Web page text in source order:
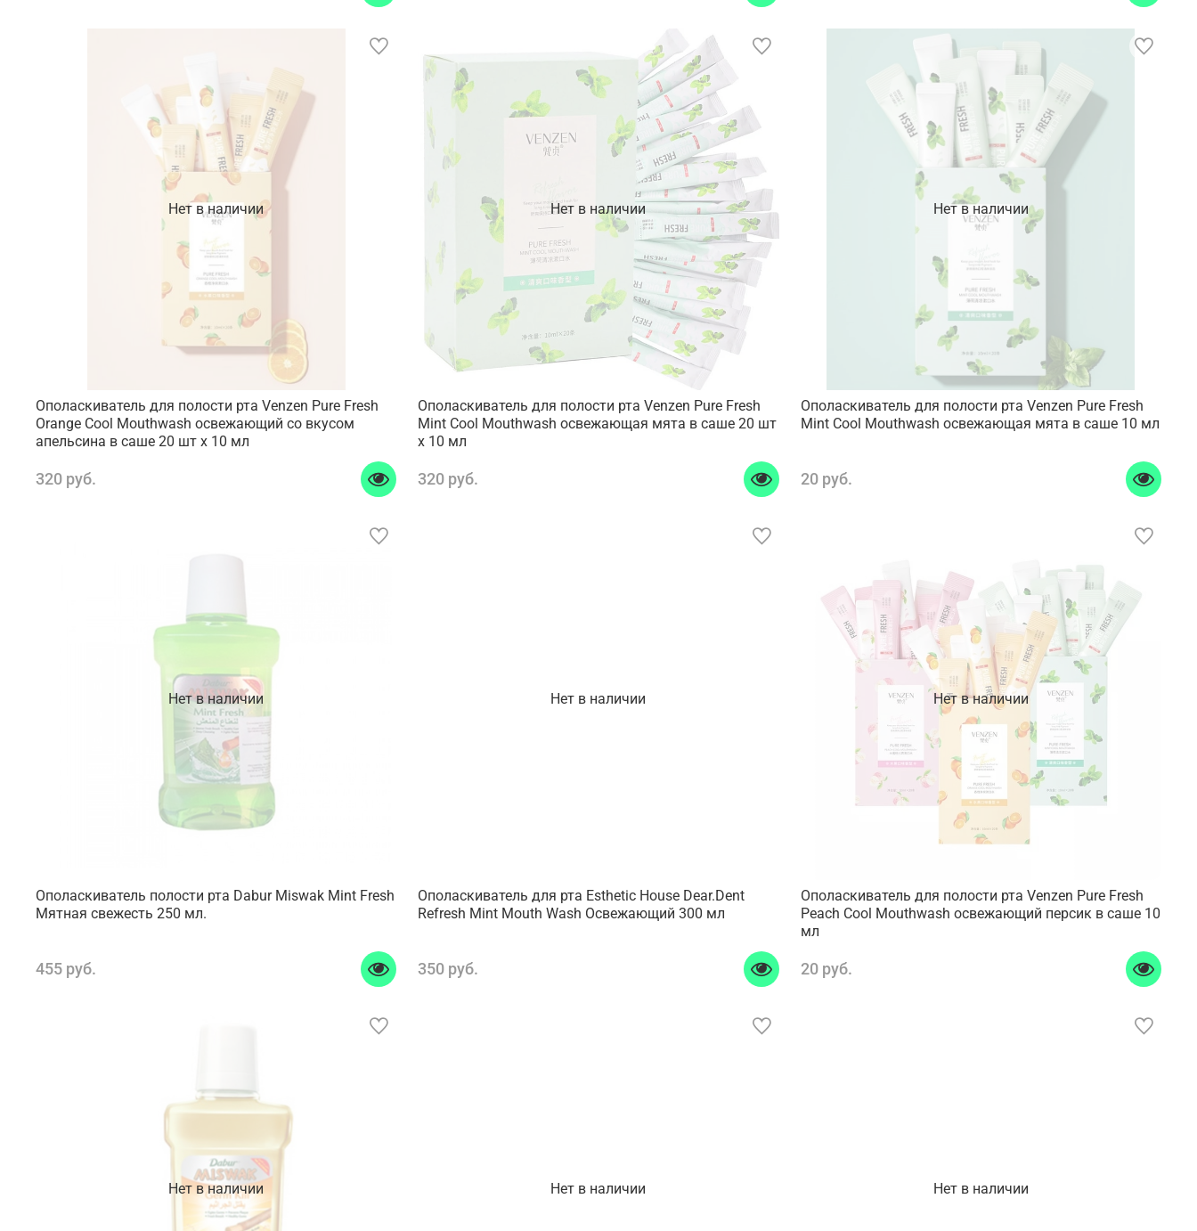
Нет в наличии
Ополаскиватель для полости рта Venzen Pure Fresh
Orange Cool Mouthwash освежающий со вкусом
апельсина в саше 20 шт x 10 мл
320 руб.
Нет в наличии
Ополаскиватель для полости рта Venzen Pure Fresh
Mint Cool Mouthwash освежающая мята в саше 20 шт
x 10 мл
320 руб.
Нет в наличии
Ополаскиватель для полости рта Venzen Pure Fresh
Mint Cool Mouthwash освежающая мята в саше 10 мл
20 руб.
Нет в наличии
Ополаскиватель полости рта Dabur Miswak Mint Fresh
Мятная свежесть 250 мл.
455 руб.
Нет в наличии
Ополаскиватель для рта Esthetic House Dear.Dent
Refresh Mint Mouth Wash Освежающий 300 мл
350 руб.
Нет в наличии
Ополаскиватель для полости рта Venzen Pure Fresh
Peach Cool Mouthwash освежающий персик в саше 10
мл
20 руб.
Нет в наличии Нет в наличии Нет в наличии